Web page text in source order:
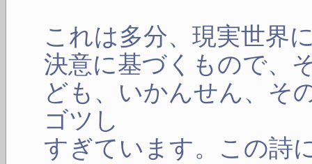
これは多分、現実世界
決意に基づくもので、
ども、いかんせん、そ
ゴツし
すぎています。この詩